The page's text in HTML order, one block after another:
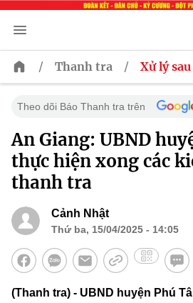
/ Thanh tra / Xử lý
Theo dõi Báo Thanh tra trên
An Giang: UBND
thực hiện xong các
thanh tra
Cảnh Nhật
Thứ ba, 15/04/2025 - 14:05
(Thanh tra) - UBND huyện Phú